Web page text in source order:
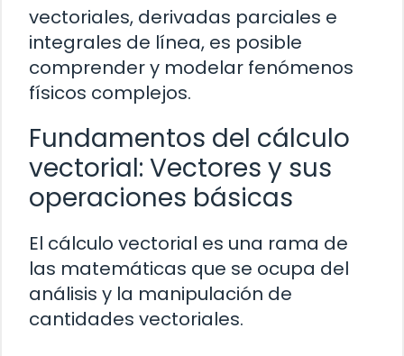
vectoriales, derivadas parciales e
integrales de línea, es posible
comprender y modelar fenómenos
físicos complejos.
Fundamentos del cálculo
vectorial: Vectores y sus
operaciones básicas
El cálculo vectorial es una rama de
las matemáticas que se ocupa del
análisis y la manipulación de
cantidades vectoriales.